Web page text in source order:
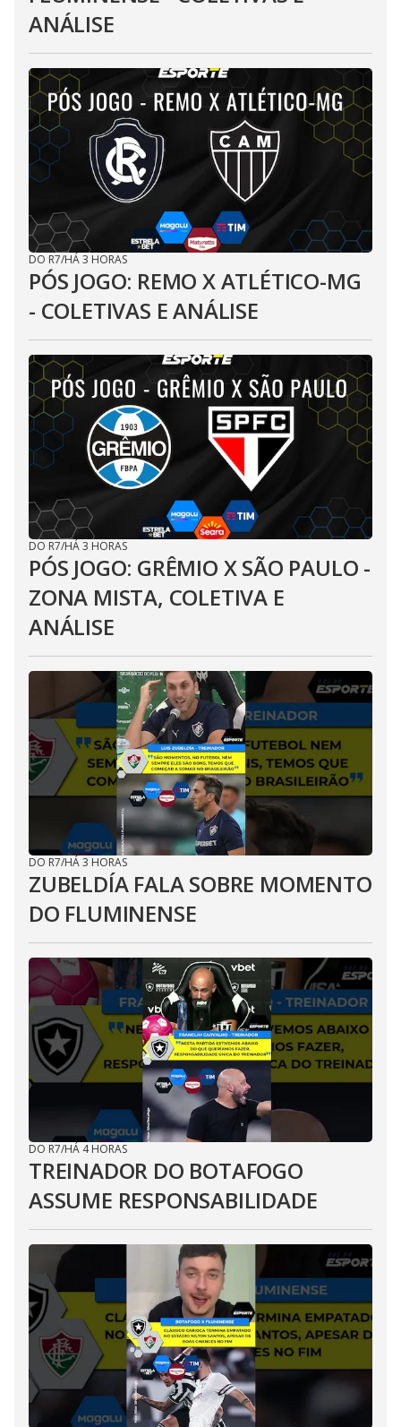
ANÁLISE
DO R7/HÁ 3 HORAS
PÓS JOGO: REMO X ATLÉTICO-MG
- COLETIVAS E ANÁLISE
DO R7/HÁ 3 HORAS
PÓS JOGO: GRÊMIO X SÃO PAULO -
ZONA MISTA, COLETIVA E
ANÁLISE
DO R7/HÁ 3 HORAS
ZUBELDÍA FALA SOBRE MOMENTO
DO FLUMINENSE
DO R7/HÁ 4 HORAS
TREINADOR DO BOTAFOGO
ASSUME RESPONSABILIDADE